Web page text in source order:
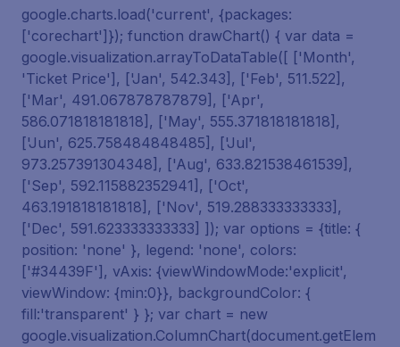
google.charts.load('current', {packages:
['corechart']}); function drawChart() { var data =
google.visualization.arrayToDataTable([ ['Month',
'Ticket Price'], ['Jan', 542.343], ['Feb', 511.522],
['Mar', 491.067878787879], ['Apr',
586.071818181818], ['May', 555.371818181818],
['Jun', 625.758484848485], ['Jul',
973.257391304348], ['Aug', 633.821538461539],
['Sep', 592.115882352941], ['Oct',
463.191818181818], ['Nov', 519.288333333333],
['Dec', 591.623333333333] ]); var options = {title: {
position: 'none' }, legend: 'none', colors:
['#34439F'], vAxis: {viewWindowMode:'explicit',
viewWindow: {min:0}}, backgroundColor: {
fill:'transparent' } }; var chart = new
google.visualization.ColumnChart(document.getElem